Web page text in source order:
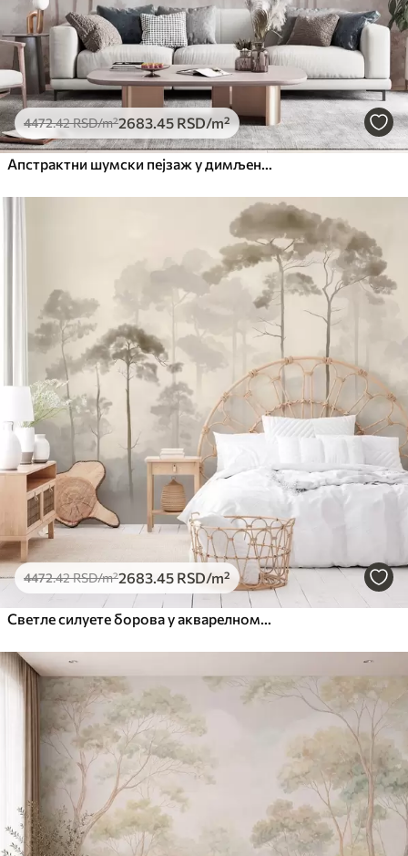
4472.42RSD/m²2683.45 RSD/m²
Апстрактни шумски пејзаж у димљеним беж тоновима са осећајем дубине
4472.42RSD/m²2683.45 RSD/m²
Светле силуете борова у акварелном стилу